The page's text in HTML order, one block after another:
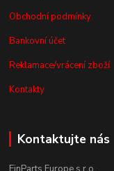
Obchodní podmínky
Bankovní účet
Reklamace/vrácení zboží
Kontakty
Kontaktujte nás